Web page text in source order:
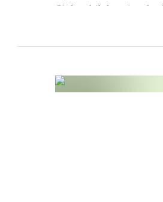
Ginkgo biloba, eine der
Formel und dienen als
Licht und Oxidation